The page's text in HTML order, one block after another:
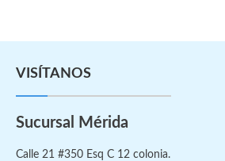
VISÍTANOS
Sucursal Mérida
Calle 21 #350 Esq C 12 colonia.